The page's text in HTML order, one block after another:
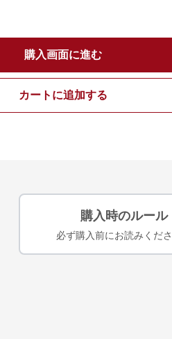
購入画面に進む
カートに追加する
購入時のルール
必ず購入前にお読みくださ